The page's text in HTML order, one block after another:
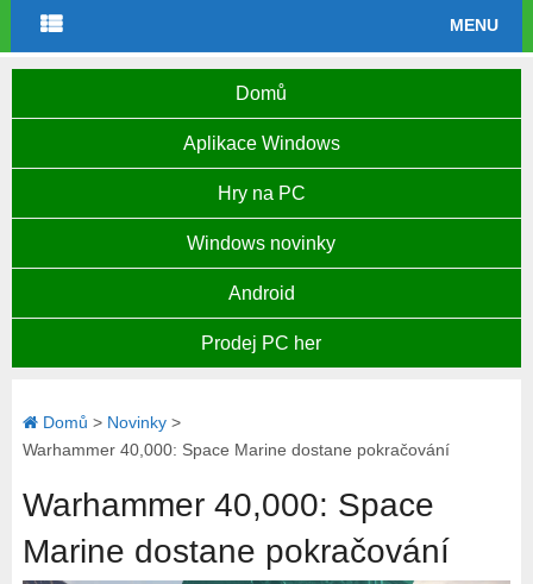
MENU
Domů
Aplikace Windows
Hry na PC
Windows novinky
Android
Prodej PC her
Domů > Novinky>
Warhammer 40,000: Space Marine dostane pokračování
Warhammer 40,000: Space
Marine dostane pokračování